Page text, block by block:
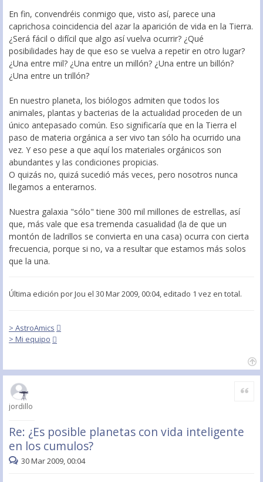
En fin, convendréis conmigo que, visto así, parece una
caprichosa coincidencia del azar la aparición de vida en la Tierra.
¿Será fácil o difícil que algo así vuelva ocurrir? ¿Qué
posibilidades hay de que eso se vuelva a repetir en otro lugar?
¿Una entre mil? ¿Una entre un millón? ¿Una entre un billón?
¿Una entre un trillón?
En nuestro planeta, los biólogos admiten que todos los
animales, plantas y bacterias de la actualidad proceden de un
único antepasado común. Eso significaría que en la Tierra el
paso de materia orgánica a ser vivo tan sólo ha ocurrido una
vez. Y eso pese a que aquí los materiales orgánicos son
abundantes y las condiciones propicias.
O quizás no, quizá sucedió más veces, pero nosotros nunca
llegamos a enterarnos.
Nuestra galaxia "sólo" tiene 300 mil millones de estrellas, así
que, más vale que esa tremenda casualidad (la de que un
montón de ladrillos se convierta en una casa) ocurra con cierta
frecuencia, porque si no, va a resultar que estamos más solos
que la una.
Última edición porJou el 30 Mar 2009, 00:04, editado 1 vez en total.
> AstroAmics
> Mi equipo
jordillo
Re: ¿Es posible planetas con vida inteligente
en los cumulos?
Citar
30 Mar 2009, 00:04